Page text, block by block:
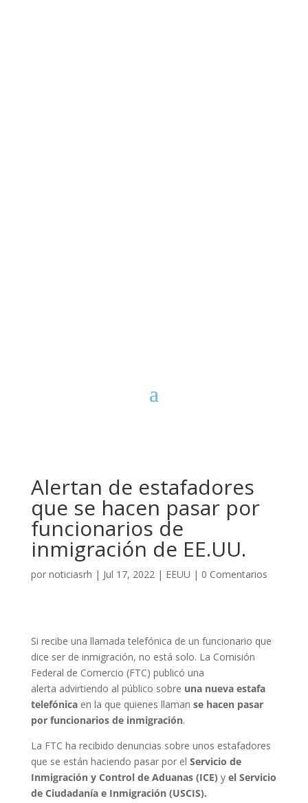
Alertan de estafadores
que se hacen pasar por
funcionarios de
inmigración de EE.UU.
por noticiasrh | Jul 17, 2022| EEUU | 0 Comentarios
Si recibe una llamada telefónica de un funcionario que
dice ser de inmigración, no está solo. La Comisión
Federal de Comercio (FTC) publicó una
alerta advirtiendo al público sobre una nueva estafa
telefónicaen la que quienes llaman se hacen pasar
por funcionarios de inmigración.
La FTC ha recibido denuncias sobre unos estafadores
que se están haciendo pasar por el Servicio de
Inmigración y Control de Aduanas (ICE) y el Servicio
de Ciudadanía e Inmigración (USCIS).